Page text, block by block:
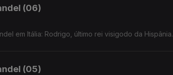
(06)
em Itália: Rodrigo, último rei visigodo da Hispânia.
(05)